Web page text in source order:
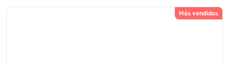
Más vendidos